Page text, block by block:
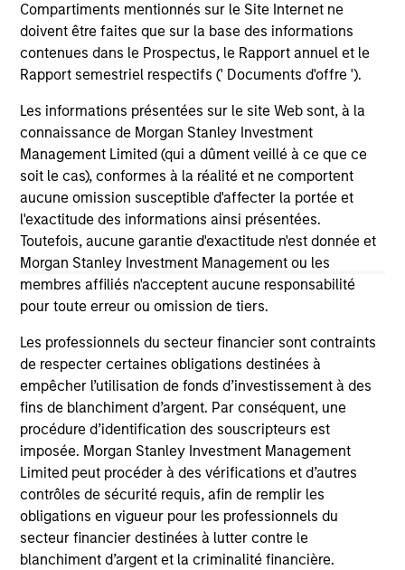
Compartiments mentionnés sur le Site Internet ne
doivent être faites que sur la base des informations
contenues dans le Prospectus, le Rapport annuel et le
Rapport semestriel respectifs (' Documents d'offre ').
Les informations présentées sur le site Web sont, à la
connaissance de Morgan Stanley Investment
Management Limited (qui a dûment veillé à ce que ce
soit le cas), conformes à la réalité et ne comportent
aucune omission susceptible d'affecter la portée et
l'exactitude des informations ainsi présentées.
Toutefois, aucune garantie d'exactitude n'est donnée et
Morgan Stanley Investment Management ou les
membres affiliés n'acceptent aucune responsabilité
pour toute erreur ou omission de tiers.
Les professionnels du secteur financier sont contraints
de respecter certaines obligations destinées à
empêcher l’utilisation de fonds d’investissement à des
fins de blanchiment d’argent. Par conséquent, une
procédure d’identification des souscripteurs est
imposée. Morgan Stanley Investment Management
Limited peut procéder à des vérifications et d’autres
contrôles de sécurité requis, afin de remplir les
obligations en vigueur pour les professionnels du
secteur financier destinées à lutter contre le
blanchiment d’argent et la criminalité financière.
Private Credit Market Monitor - Q2
2026
Timely insights on the private credit landscape,
exploring the trends, market developments,
and investment considerations shaping the
asset class.
04-AUG-2026
May not represent all Team Members.
The information on this page is for informational
purposes only. The information contained herein does
not constitute and should not be construed as an
offering of advisory services or an offer to sell or a
solicitation of an offer to buy any securities in any
jurisdiction in which such offer or solicitation,
purchase or sale would be unlawful under the
securities, insurance or other laws of such jurisdiction.